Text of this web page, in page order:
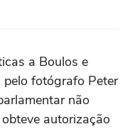
a Boulos e
fotógrafo Peter
não
autorização